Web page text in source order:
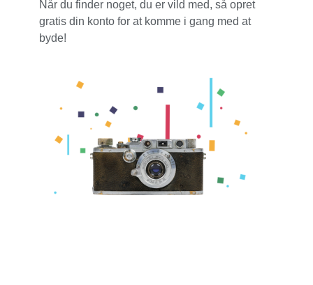
Når du finder noget, du er vild med, så opret
gratis din konto for at komme i gang med at
byde!